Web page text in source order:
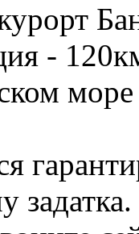
-
задатка.